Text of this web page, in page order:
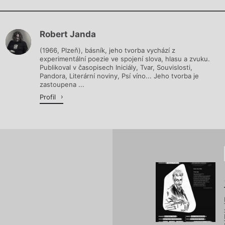
Chviličku.
Robert Janda
(1966, Plzeň), básník, jeho tvorba vychází z
experimentální poezie ve spojení slova, hlasu a zvuku.
Publikoval v časopisech Iniciály, Tvar, Souvislosti,
Pandora, Literární noviny, Psí víno... Jeho tvorba je
zastoupena ...
Profil